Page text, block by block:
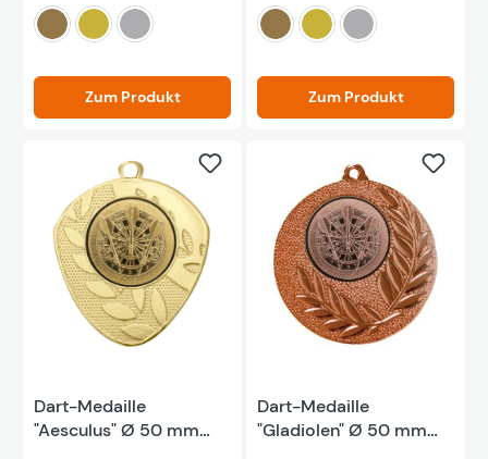
bronzegold silber
Zum Produkt
bronzegold silber
Zum Produkt
Dart-Medaille
"Aesculus" Ø 50 mm
Dart-Medaille
"Gladiolen" Ø 50 mm